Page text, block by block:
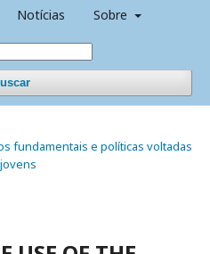
Notícias Sobre
fundamentais e políticas voltadas